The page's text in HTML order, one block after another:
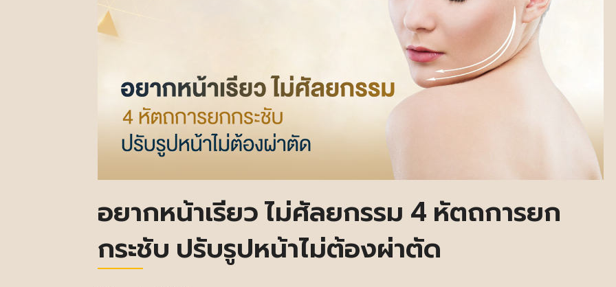
อยากหน้าเรียว ไม่ศัลยกรรม 4 หัตถการยก
กระชับ ปรับรูปหน้าไม่ต้องผ่าตัด